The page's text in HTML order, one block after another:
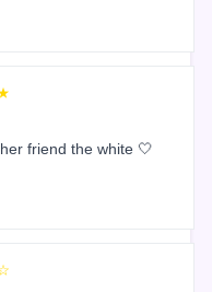
friend the white 🤍